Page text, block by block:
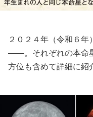
２０２４年（令和６
――。 それぞれの本命
方位も含めて詳細に紹